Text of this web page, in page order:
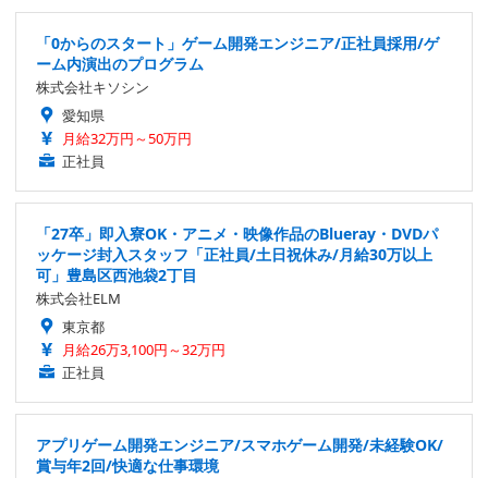
「0からのスタート」ゲーム開発エンジニア/正社員採用/ゲ
ーム内演出のプログラム
株式会社キソシン
愛知県
月給32万円～50万円
正社員
「27卒」即入寮OK・アニメ・映像作品のBlueray・DVDパ
ッケージ封入スタッフ「正社員/土日祝休み/月給30万以上
可」豊島区西池袋2丁目
株式会社ELM
東京都
月給26万3,100円～32万円
正社員
アプリゲーム開発エンジニア/スマホゲーム開発/未経験OK/
賞与年2回/快適な仕事環境